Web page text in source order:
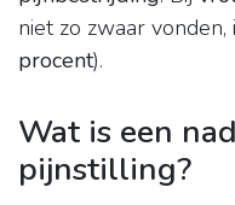
niet zo zwaar
procent).
Wat is een
pijnstilling?